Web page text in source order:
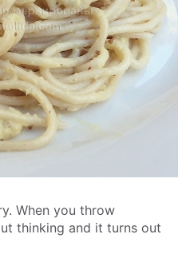
When you throw
thinking and it turns out